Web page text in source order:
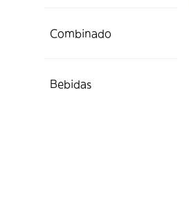
Combinado
Bebidas